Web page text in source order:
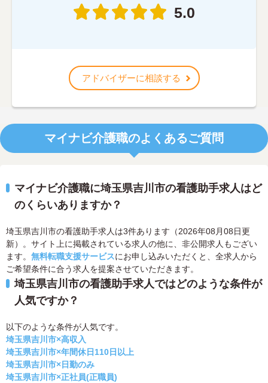
5.0
アドバイザーに相談する
マイナビ介護職のよくあるご質問
マイナビ介護職に埼玉県吉川市の看護助手求人はど
のくらいありますか？
埼玉県吉川市の看護助手求人は3件あります（2026年08月08日更
新）。サイト上に掲載されている求人の他に、非公開求人もござい
ます。 無料転職支援サービスにお申し込みいただくと、全求人から
ご希望条件に合う求人を提案させていただきます。
埼玉県吉川市の看護助手求人ではどのような条件が
人気ですか？
以下のような条件が人気です。
埼玉県吉川市×高収入
埼玉県吉川市×年間休日110日以上
埼玉県吉川市×日勤のみ
埼玉県吉川市×正社員(正職員)